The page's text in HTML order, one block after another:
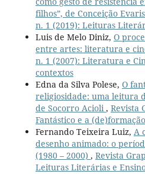
filhos”, de Conceição
n. 1 (2019): Leituras
Luis de Melo Diniz, O
entre artes: literatura e
n. 1 (2007): Literatura e
contextos
Edna da Silva Polese, O
religiosidade: uma leitura
de Socorro Acioli, Revista
Fantástico e a
Fernando Teixeira Luiz, A
desenho animado: o
(1980 – 2000) , Revista
Leituras Literárias e